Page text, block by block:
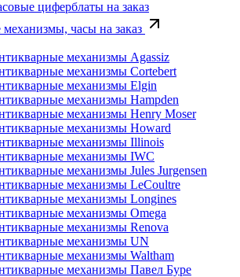
циферблаты на заказ
часы на заказ
механизмы Agassiz
механизмы Cortebert
механизмы Elgin
механизмы Hampden
механизмы Henry Moser
механизмы Howard
механизмы Illinois
механизмы IWC
механизмы Jules Jurgensen
механизмы LeCoultre
механизмы Longines
механизмы Omega
механизмы Renova
механизмы UN
механизмы Waltham
механизмы Павел Буре